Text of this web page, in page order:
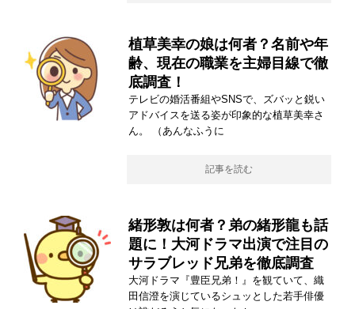
植草美幸の娘は何者？名前や年
齢、現在の職業を主婦目線で徹
底調査！
テレビの婚活番組やSNSで、ズバッと鋭い
アドバイスを送る姿が印象的な植草美幸さ
ん。 （あんなふうに
記事を読む
緒形敦は何者？弟の緒形龍も話
題に！大河ドラマ出演で注目の
サラブレッド兄弟を徹底調査
大河ドラマ『豊臣兄弟！』を観ていて、織
田信澄を演じているシュッとした若手俳優